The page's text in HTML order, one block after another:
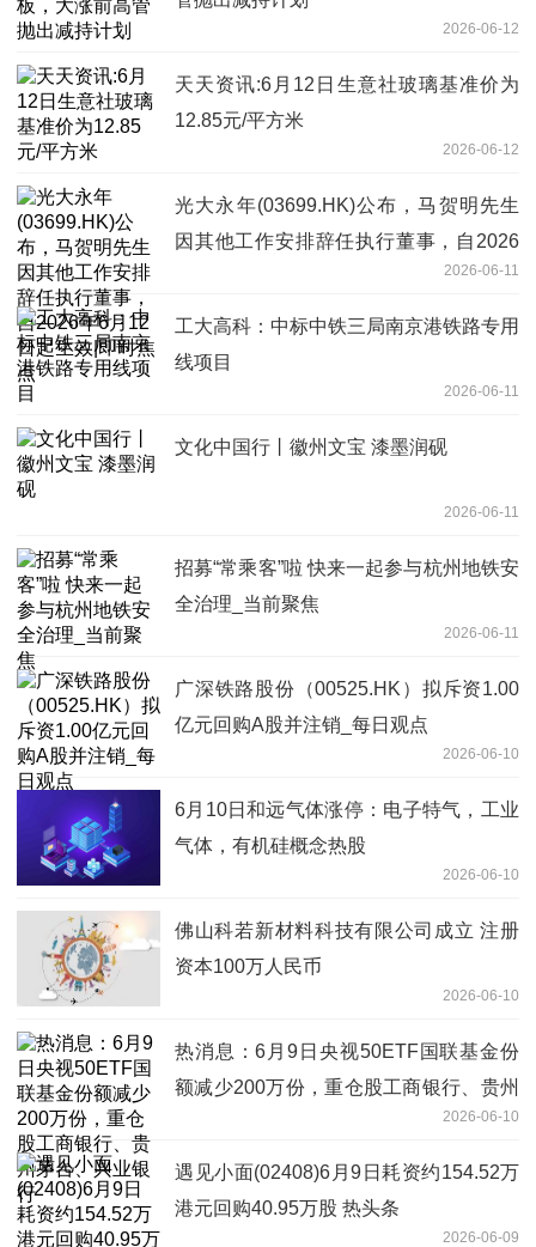
2026-06-12
天天资讯:6月12日生意社玻璃基准价为
12.85元/平方米
2026-06-12
光大永年(03699.HK)公布，马贺明先生
因其他工作安排辞任执行董事，自2026
2026-06-11
工大高科：中标中铁三局南京港铁路专用
线项目
2026-06-11
文化中国行丨徽州文宝 漆墨润砚
2026-06-11
招募“常乘客”啦 快来一起参与杭州地铁安
全治理_当前聚焦
2026-06-11
广深铁路股份（00525.HK）拟斥资1.00
亿元回购A股并注销_每日观点
2026-06-10
6月10日和远气体涨停：电子特气，工业
气体，有机硅概念热股
2026-06-10
佛山科若新材料科技有限公司成立 注册
资本100万人民币
2026-06-10
热消息：6月9日央视50ETF国联基金份
额减少200万份，重仓股工商银行、贵州
2026-06-10
遇见小面(02408)6月9日耗资约154.52万
港元回购40.95万股 热头条
2026-06-09